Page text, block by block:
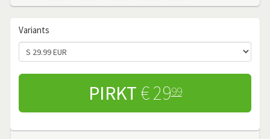
Variants
PIRKT € 2999